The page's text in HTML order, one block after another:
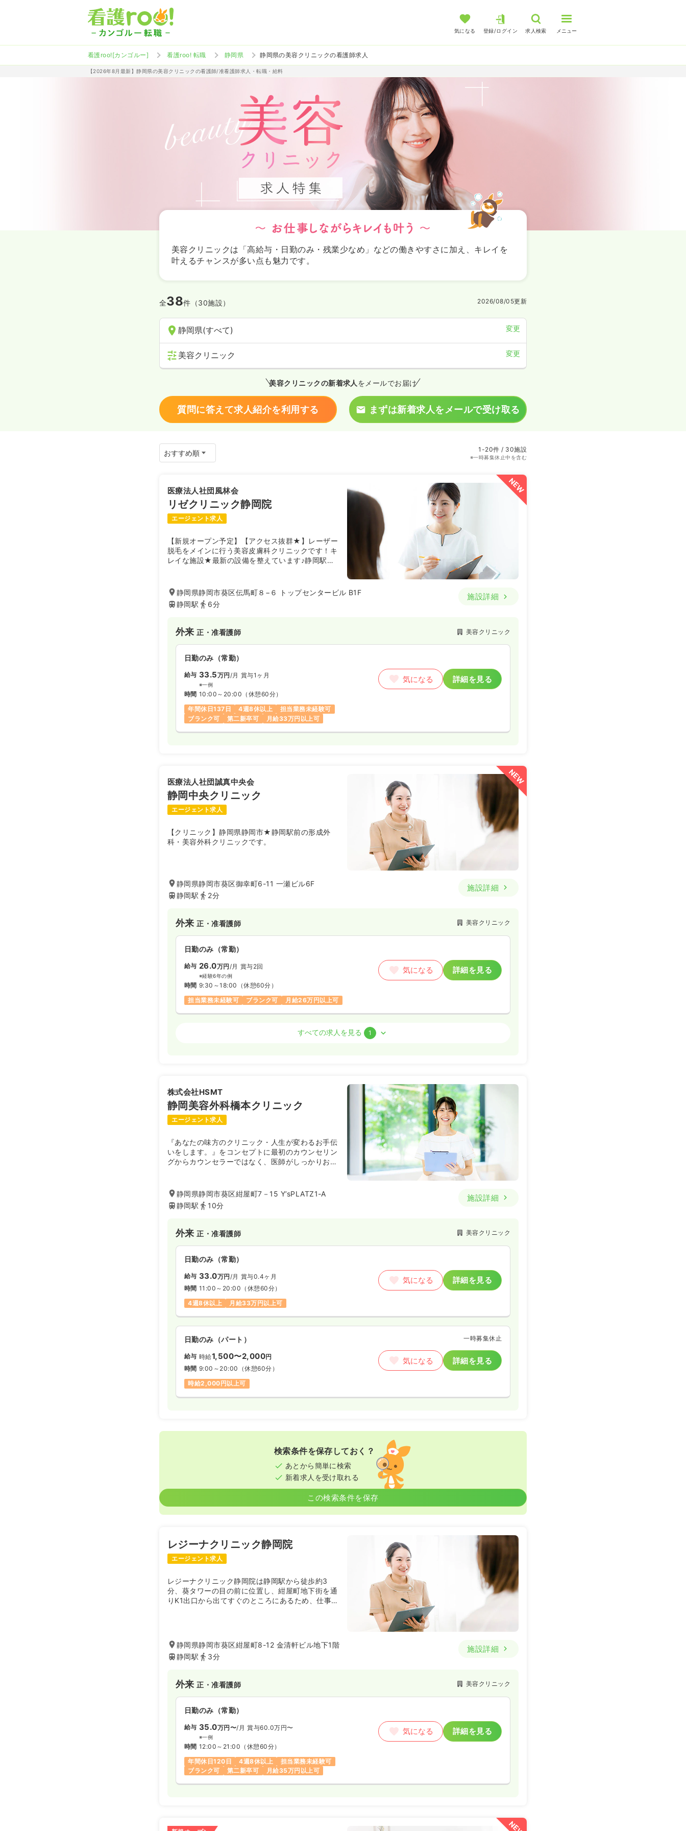
気になる 登録/ログイン 求人検索 メニュー
看護roo![カンゴルー] 看護roo! 転職 静岡県 静岡県の美容クリニックの看護師求人
【2026年8月最新】静岡県の美容クリニックの看護師/准看護師求人・転職・給料
美容クリニックは「高給与・日勤のみ・残業少なめ」などの働きやすさに加え、キレイを
叶えるチャンスが多い点も魅力です。
全38件（30施設） 2026/08/05更新
静岡県(すべて) 変更
美容クリニック 変更
美容クリニックの新着求人 をメールでお届け
質問に答えて求人紹介を利用する まずは新着求人をメールで受け取る
1-20件 / 30施設
※一時募集休止中を含む
NEW
医療法人社団風林会
リゼクリニック静岡院
エージェント求人
【新規オープン予定】【アクセス抜群★】レーザー
脱毛をメインに行う美容皮膚科クリニックです！キ
レイな施設★最新の設備を整えています♪静岡駅徒
静岡県静岡市葵区伝馬町８−６ トップセンタービル B1F
静岡駅
6分
施設詳細
外来正・准看護師 美容クリニック
日勤のみ（常勤）
給与 33.5万円/月 賞与1ヶ月
※一例
時間 10:00～20:00 （休憩60分）
年間休日137日
4週8休以上
担当業務未経験可
ブランク可
第二新卒可 月給33万円以上可
気になる 詳細を見る
NEW
医療法人社団誠真中央会
静岡中央クリニック
エージェント求人
【クリニック】静岡県静岡市★静岡駅前の形成外
科・美容外科クリニックです。
静岡県静岡市葵区御幸町6-11 一瀬ビル6F
静岡駅
2分
施設詳細
外来正・准看護師 美容クリニック
日勤のみ（常勤）
給与 26.0万円 /月 賞与2回
※経験6年の例
時間 9:30～18:00 （休憩60分）
担当業務未経験可
ブランク可 月給26万円以上可
気になる 詳細を見る
時間 9:30～18:00
ブランク可
年収400万円以上可
すべての求人を見る 1
株式会社HSMT
静岡美容外科橋本クリニック
エージェント求人
『あなたの味方のクリニック・人生が変わるお手伝
いをします。』をコンセプトに最初のカウンセリン
グからカウンセラーではなく、医師がしっかりお話
察・診断をし、丁寧にご説明し、最適な施術につい
てご提案されています。
静岡県静岡市葵区紺屋町7－15 Y’sPLATZ1-A
静岡駅
10分
施設詳細
外来正・准看護師 美容クリニック
日勤のみ（常勤）
給与 33.0万円 /月 賞与0.4ヶ月
時間 11:00～20:00 （休憩60分）
4週8休以上
月給33万円以上可
気になる 詳細を見る
日勤のみ（パート） 一時募集休止
給与 時給1,500〜2,000円
時間 9:00～20:00 （休憩60分）
時給2,000円以上可
気になる 詳細を見る
検索条件を保存しておく？
あとから簡単に検索
新着求人を受け取れる
この検索条件を保存
レジーナクリニック静岡院
エージェント求人
レジーナクリニック静岡院は静岡駅から徒歩約3
分、葵タワーの目の前に位置し、紺屋町地下街を通
りK1出口から出てすぐのところにあるため、仕事帰
資格者のみで、美容医療を専門としてきたメンバー
が一人ひとりの脱毛施術に真摯に向き合い対応され
ています。
静岡県静岡市葵区紺屋町8-12 金清軒ビル地下1階
静岡駅
3分
施設詳細
外来正・准看護師 美容クリニック
日勤のみ（常勤）
給与 35.0万円〜/月 賞与60.0万円〜
※一例
時間 12:00～21:00 （休憩60分）
年間休日120日
4週8休以上
担当業務未経験可
ブランク可
第二新卒可 月給35万円以上可
気になる 詳細を見る